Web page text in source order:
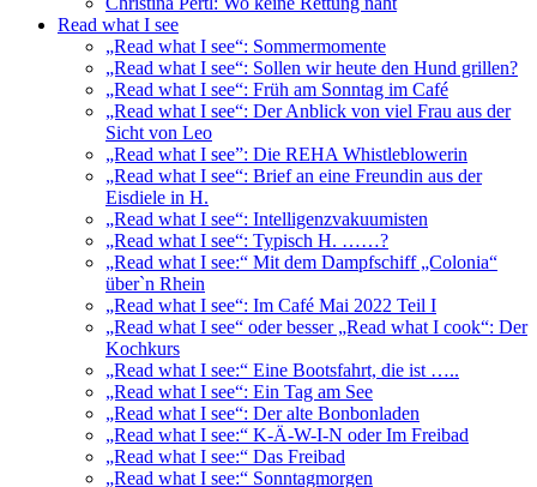
Read what I see
„Read what I see“: Sommermomente
„Read what I see“: Sollen wir heute den Hund grillen?
„Read what I see“: Früh am Sonntag im Café
„Read what I see“: Der Anblick von viel Frau aus der
Sicht von Leo
„Read what I see”: Die REHA Whistleblowerin
„Read what I see“: Brief an eine Freundin aus der
Eisdiele in H.
„Read what I see“: Intelligenzvakuumisten
„Read what I see“: Typisch H. ……?
„Read what I see:“ Mit dem Dampfschiff „Colonia“
über`n Rhein
„Read what I see“: Im Café Mai 2022 Teil I
„Read what I see“ oder besser „Read what I cook“: Der
Kochkurs
„Read what I see:“ Eine Bootsfahrt, die ist …..
„Read what I see“: Ein Tag am See
„Read what I see“: Der alte Bonbonladen
„Read what I see:“ K-Ä-W-I-N oder Im Freibad
„Read what I see:“ Das Freibad
„Read what I see:“ Sonntagmorgen